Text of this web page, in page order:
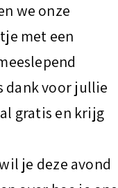
we onze
met een
dank voor jullie
gratis en krijg
je deze avond